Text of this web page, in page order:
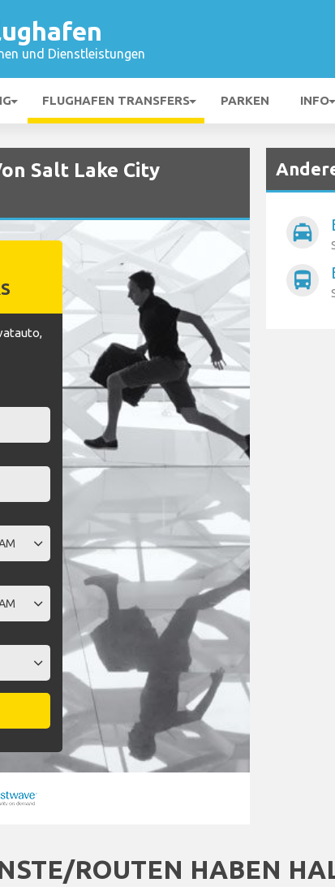
und Dienstleistungen
FLUGHAFEN TRANSFERS PARKEN INFO
Salt Lake City
local_taxi
directions_bus
ROUTEN HABEN